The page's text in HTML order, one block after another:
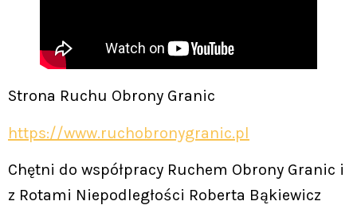
Strona Ruchu Obrony Granic
https://www.ruchobronygranic.pl
Chętni do współpracy Ruchem Obrony Granic i
z Rotami Niepodległości Roberta Bąkiewicz